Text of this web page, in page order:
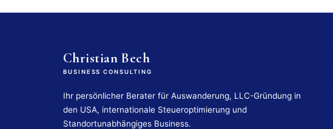
Christian Bech
BUSINESS CONSULTING
Ihr persönlicher Berater für Auswanderung, LLC-Gründung in
den USA, internationale Steueroptimierung und
Standortunabhängiges Business.